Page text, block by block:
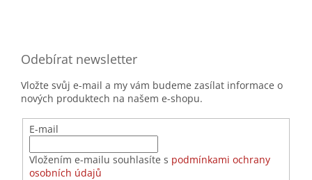
Odebírat newsletter
Vložte svůj e-mail a my vám budeme zasílat informace o
nových produktech na našem e-shopu.
E-mail
Vložením e-mailu souhlasíte s podmínkami ochrany
osobních údajů